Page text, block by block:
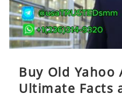
Buy Old Yahoo
Ultimate Facts